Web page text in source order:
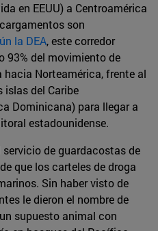
en EEUU) a Centroamérica
son
la DEA, este corredor
93% del movimiento de
Norteamérica, frente al
islas del Caribe
Dominicana) para llegar a
estadounidense.
de guardacostas de
que los carteles de droga
Sin haber visto de
le dieron el nombre de
supuesto animal con